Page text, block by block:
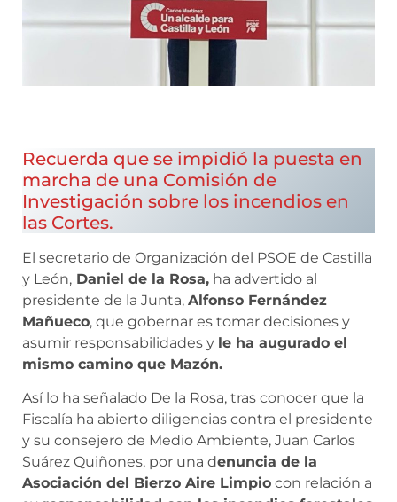
Recuerda que se impidió la puesta en
marcha de una Comisión de
Investigación sobre los incendios en
las Cortes.
El secretario de Organización del PSOE de Castilla
y León, Daniel de la Rosa, ha advertido al
presidente de la Junta, Alfonso Fernández
Mañueco, que gobernar es tomar decisiones y
asumir responsabilidades y le ha augurado el
mismo camino que Mazón.
Así lo ha señalado De la Rosa, tras conocer que la
Fiscalía ha abierto diligencias contra el presidente
y su consejero de Medio Ambiente, Juan Carlos
Suárez Quiñones, por una denuncia de la
Asociación del Bierzo Aire Limpio con relación a